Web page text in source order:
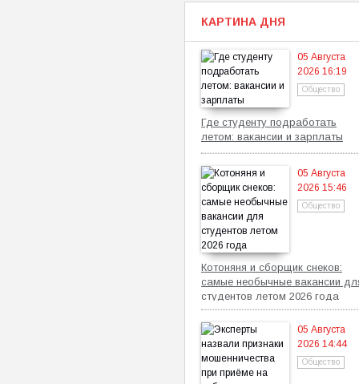
КАРТИНА ДНЯ
05 Августа
2026 16:19
Общество
Где студенту подработать
летом: вакансии и зарплаты
05 Августа
2026 15:46
Общество
Котоняня и сборщик снеков:
самые необычные вакансии
студентов летом 2026 года
05 Августа
2026 14:44
Общество